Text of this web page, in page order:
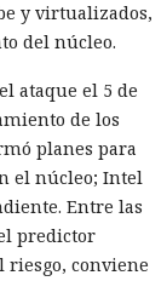
y virtualizados,
del núcleo.
ataque el 5 de
de los
planes para
el núcleo; Intel
Entre las
predictor
conviene